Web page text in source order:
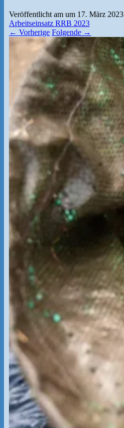
Veröffentlicht am um 17. März 2023
Arbeitseinsatz RRB 2023
← Vorherige Folgende →